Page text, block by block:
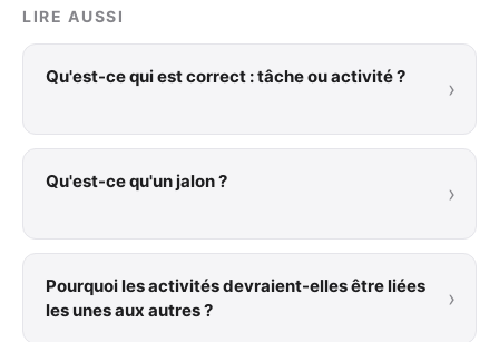
LIRE AUSSI
Qu'est-ce qui est correct : tâche ou activité ? ›
Qu'est-ce qu'un jalon ? ›
Pourquoi les activités devraient-elles être liées
les unes aux autres ?
›